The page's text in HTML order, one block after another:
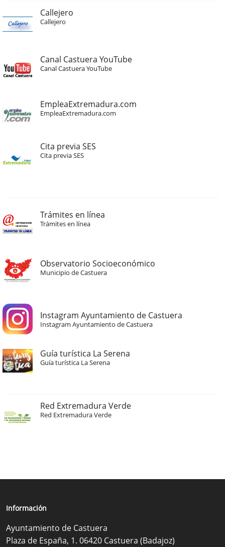
Callejero
Callejero
Canal Castuera YouTube
Canal Castuera YouTube
EmpleaExtremadura.com
EmpleaExtremadura.com
Cita previa SES
Cita previa SES
Trámites en línea
Trámites en línea
Observatorio Socioeconómico
Municipio de Castuera
Instagram Ayuntamiento de Castuera
Instagram Ayuntamiento de Castuera
Guía turística La Serena
Guía turística La Serena
Red Extremadura Verde
Red Extremadura Verde
Información
Ayuntamiento de Castuera
Plaza de España, 1. 06420 Castuera (Badajoz)